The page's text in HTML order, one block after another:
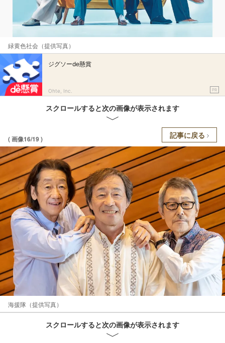
緑黄色社会（提供写真）
ジグソーde懸賞
Ohte, Inc. PR
スクロールすると次の画像が表示されます
( 画像16/19 ) 記事に戻る
海援隊（提供写真）
スクロールすると次の画像が表示されます